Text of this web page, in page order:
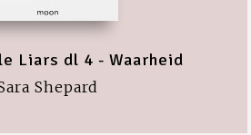
Liars dl 4 - Waarheid
Shepard